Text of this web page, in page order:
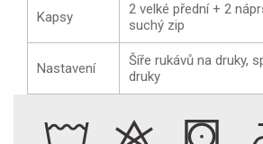
Kapsy
2 velké přední + 2
suchý zip
Nastavení
Šíře rukávů na druky,
druky